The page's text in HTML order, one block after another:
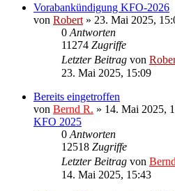
Vorabankündigung KFO-2026
von Robert » 23. Mai 2025,
0 Antworten
11274 Zugriffe
Letzter Beitrag von
23. Mai 2025, 15:09
Bereits eingetroffen
von Bernd R. » 14. Mai 2025,
KFO 2025
0 Antworten
12518 Zugriffe
Letzter Beitrag von
14. Mai 2025, 15:43